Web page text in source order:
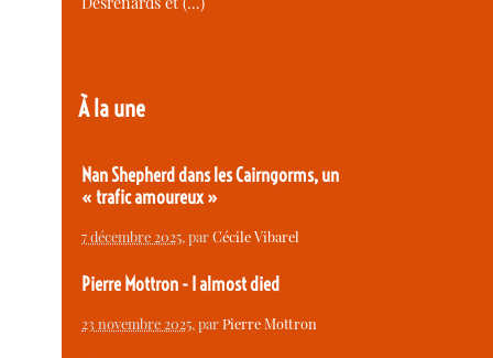
À la une
Nan Shepherd dans les Cairngorms, un
« trafic amoureux »
7 décembre 2025, parCécile Vibarel
Pierre Mottron - I almost died
23 novembre 2025, parPierre Mottron